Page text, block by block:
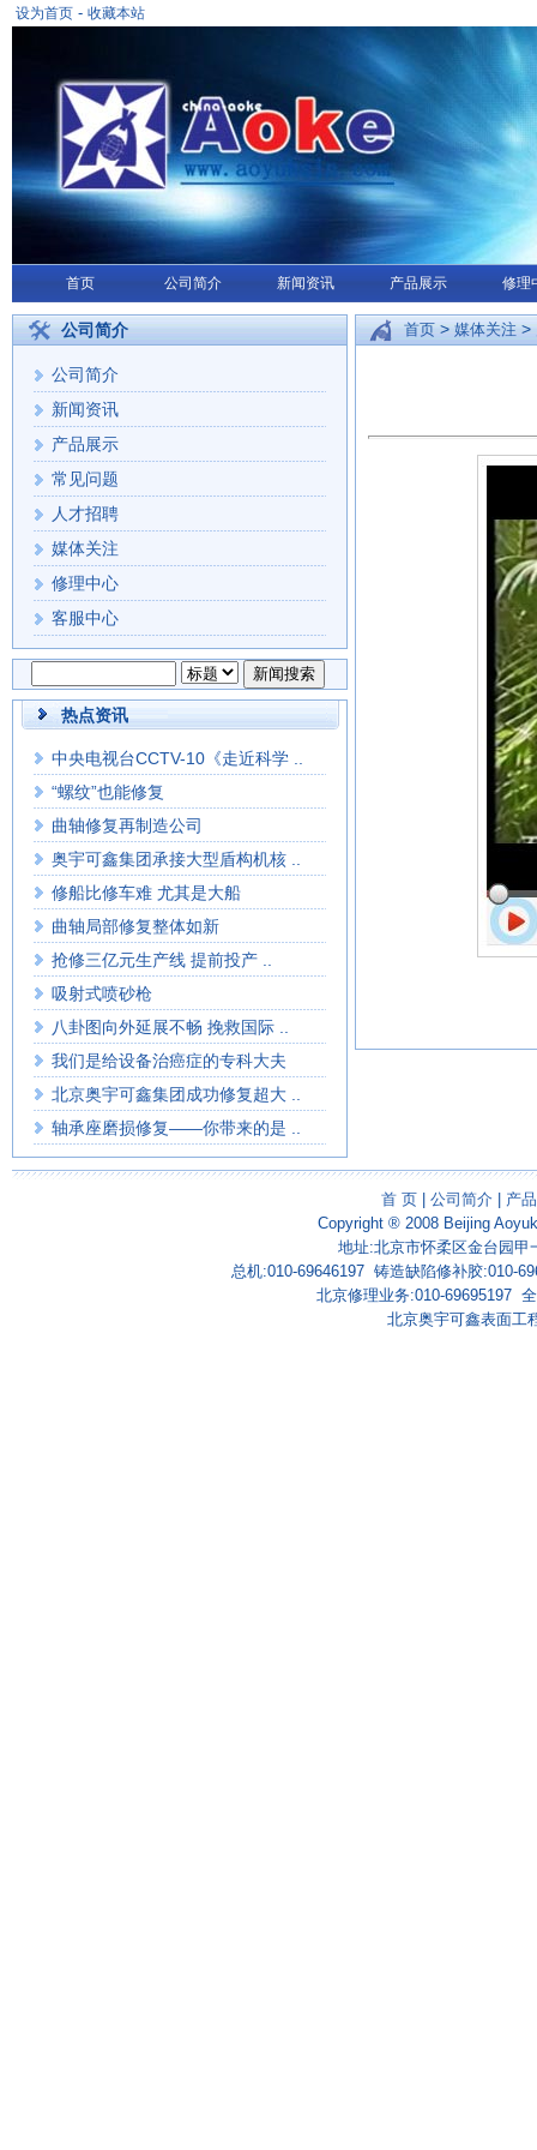
设为首页 - 收藏本站
首页 公司简介 新闻资讯 产品展示 修理
公司简介
公司简介
新闻资讯
产品展示
常见问题
人才招聘
媒体关注
修理中心
客服中心
热点资讯
中央电视台CCTV-10《走近科学 ..
“螺纹”也能修复
曲轴修复再制造公司
奥宇可鑫集团承接大型盾构机核 ..
修船比修车难 尤其是大船
曲轴局部修复整体如新
抢修三亿元生产线 提前投产 ..
吸射式喷砂枪
八卦图向外延展不畅 挽救国际 ..
我们是给设备治癌症的专科大夫
北京奥宇可鑫集团成功修复超大 ..
轴承座磨损修复——你带来的是 ..
首页 > 媒体关注 >
首 页| 公司简介| 产
Copyright ® 2008 Beijing
地址:北京市怀柔区金台园
总机:010-69646197 铸造缺陷修补胶:010-
北京修理业务:010-69695197
北京奥宇可鑫表面工